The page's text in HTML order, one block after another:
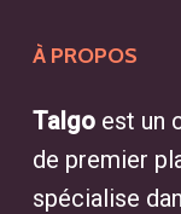
À PROPOS
Talgoest un
de premier
spécialise